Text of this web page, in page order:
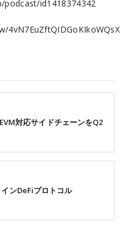
id1418374342
4vN7EuZftQIDGoKIkoWQsX
ンDeFiプロトコル
対応サイドチェーンをQ2